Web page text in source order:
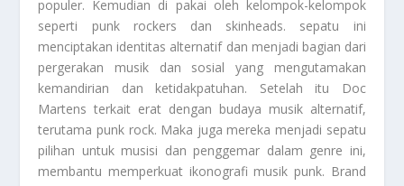
populer. Kemudian di pakai oleh kelompok-kelompok
seperti punk rockers dan skinheads. sepatu ini
menciptakan identitas alternatif dan menjadi bagian dari
pergerakan musik dan sosial yang mengutamakan
kemandirian dan ketidakpatuhan. Setelah itu Doc
Martens terkait erat dengan budaya musik alternatif,
terutama punk rock. Maka juga mereka menjadi sepatu
pilihan untuk musisi dan penggemar dalam genre ini,
membantu memperkuat ikonografi musik punk. Brand